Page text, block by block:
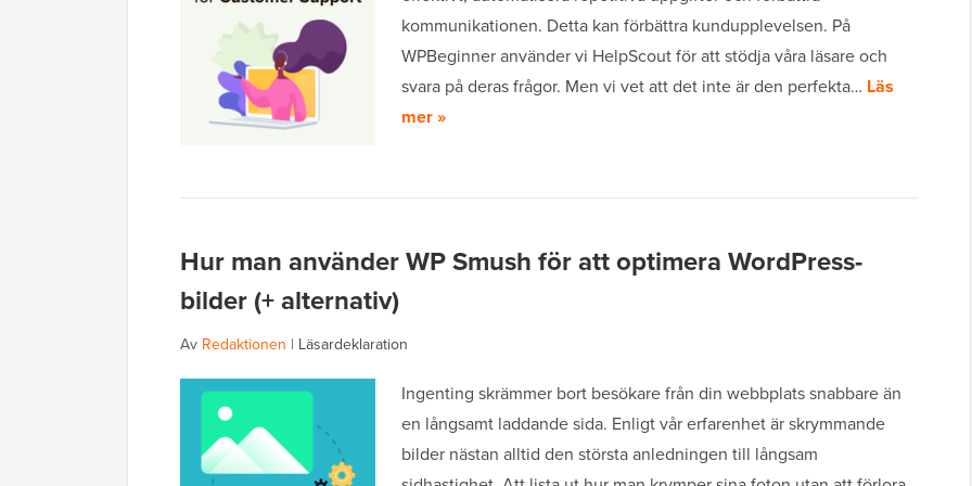
kommunikationen. Detta kan förbättra kundupplevelsen. På
WPBeginner använder vi HelpScout för att stödja våra läsare och
svara på deras frågor. Men vi vet att det inte är den perfekta… Läs
mer »
Hur man använder WP Smush för att optimera WordPress-
bilder (+ alternativ)
Av Redaktionen | Läsardeklaration
Ingenting skrämmer bort besökare från din webbplats snabbare än
en långsamt laddande sida. Enligt vår erfarenhet är skrymmande
bilder nästan alltid den största anledningen till långsam